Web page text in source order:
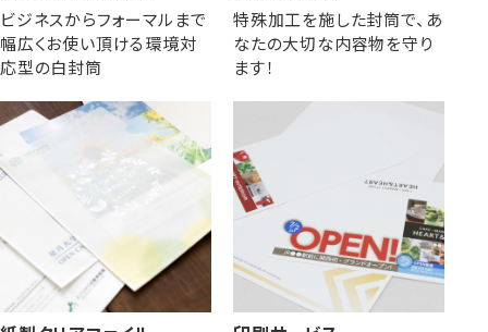
ビジネスからフォーマルまで
幅広くお使い頂ける環境対
応型の白封筒
特殊加工を施した封筒で、あ
なたの大切な内容物を守り
ます！